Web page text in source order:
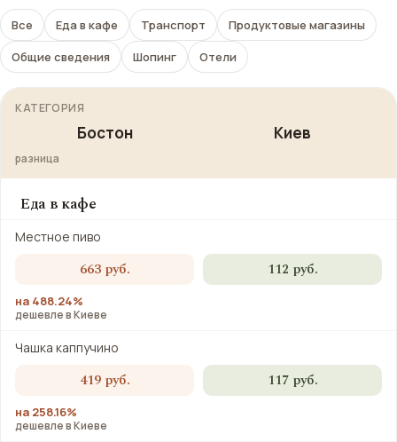
Все Еда в кафе Транспорт
Продуктовые магазины
Общие сведения
Шопинг Отели
КАТЕГОРИЯ
Бостон Киев
разница
Еда в кафе
Местное пиво
663 руб. 112 руб.
на 488.24%
дешевле в Киеве
Чашка каппучино
419 руб. 117 руб.
на 258.16%
дешевле в Киеве